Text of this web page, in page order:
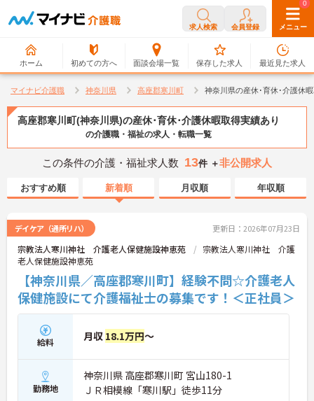
求人検索 会員登録 メニュー
ホーム 初めての方へ 面談会場一覧
0
保存した求人
0
最近見た求人
マイナビ介護職 神奈川県 高座郡寒川町 神奈川県の産休･育休･介護休
高座郡寒川町(神奈川県)の産休･育休･介護休暇取得実績あり
の介護職・福祉の求人・転職一覧
この条件の介護・福祉求人数 13件 ＋非公開求人
おすすめ順 新着順 月収順 年収順
デイケア（通所リハ） 更新日：2026年07月23日
宗教法人寒川神社 介護老人保健施設神恵苑
宗教法人寒川神社 介護
老人保健施設神恵苑
【神奈川県／高座郡寒川町】経験不問☆介護老人
保健施設にて介護福祉士の募集です！＜正社員＞
給料 月収 18.1万円～
勤務地
神奈川県 高座郡寒川町 宮山180-1
ＪＲ相模線「寒川駅」徒歩11分